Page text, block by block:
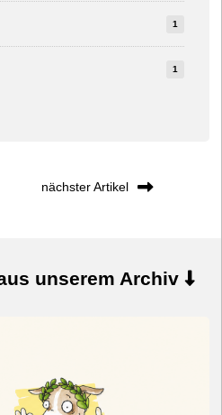
1
1
nächster Artikel
unserem Archiv